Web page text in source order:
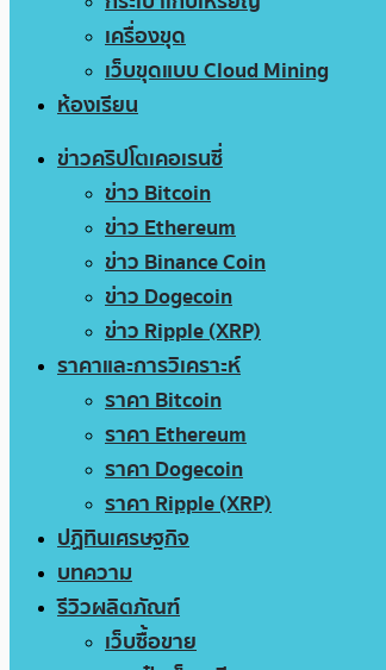
เครื่องขุด
เว็บขุดแบบ Cloud Mining
ห้องเรียน
ข่าวคริปโตเคอเรนซี่
ข่าว Bitcoin
ข่าว Ethereum
ข่าว Binance Coin
ข่าว Dogecoin
ข่าว Ripple (XRP)
ราคาและการวิเคราะห์
ราคา Bitcoin
ราคา Ethereum
ราคา Dogecoin
ราคา Ripple (XRP)
ปฏิทินเศรษฐกิจ
บทความ
รีวิวผลิตภัณฑ์
เว็บซื้อขาย